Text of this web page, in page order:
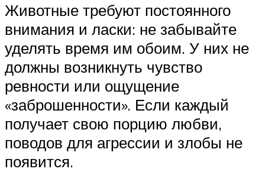
Животные требуют постоянного
внимания и ласки: не забывайте
уделять время им обоим. У них не
должны возникнуть чувство
ревности или ощущение
«заброшенности». Если каждый
получает свою порцию любви,
поводов для агрессии и злобы не
появится.